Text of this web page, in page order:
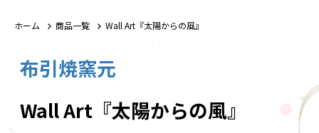
ホーム 商品一覧 Wall Art『太陽からの風』
布引焼窯元
Wall Art『太陽からの風』